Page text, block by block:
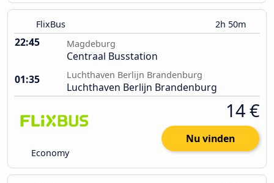
FlixBus 2h 50m
22:45 Magdeburg
Centraal Busstation
01:35
Luchthaven Berlijn Brandenburg
Luchthaven Berlijn Brandenburg
Economy
14 €
Nu vinden